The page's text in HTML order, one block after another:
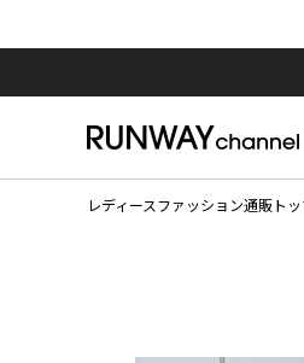
レディースファッション通販ト